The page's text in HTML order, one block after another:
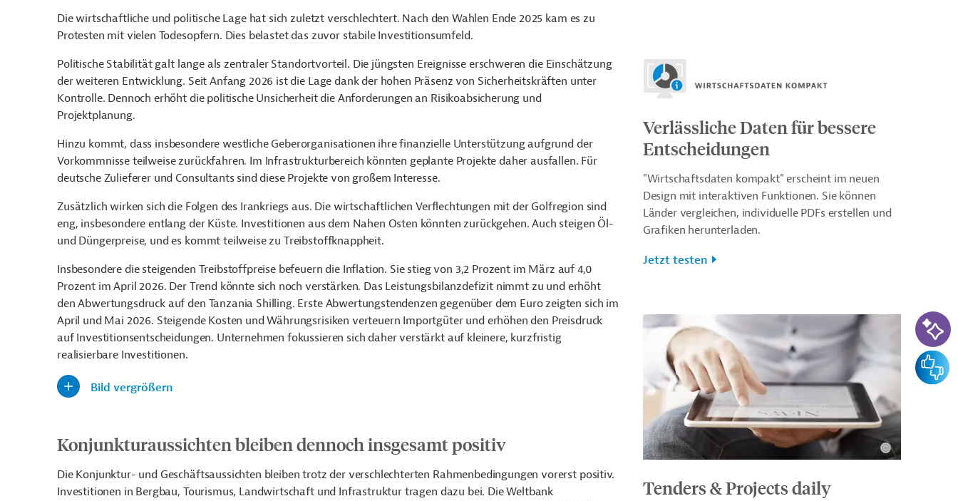
Die wirtschaftliche und politische Lage hat sich zuletzt verschlechtert. Nach den Wahlen Ende 2025 kam es zu
Protesten mit vielen Todesopfern. Dies belastet das zuvor stabile Investitionsumfeld.
Politische Stabilität galt lange als zentraler Standortvorteil. Die jüngsten Ereignisse erschweren die Einschätzung
der weiteren Entwicklung. Seit Anfang 2026 ist die Lage dank der hohen Präsenz von Sicherheitskräften unter
Kontrolle. Dennoch erhöht die politische Unsicherheit die Anforderungen an Risikoabsicherung und
Projektplanung.
Hinzu kommt, dass insbesondere westliche Geberorganisationen ihre finanzielle Unterstützung aufgrund der
Vorkommnisse teilweise zurückfahren. Im Infrastrukturbereich könnten geplante Projekte daher ausfallen. Für
deutsche Zulieferer und Consultants sind diese Projekte von großem Interesse.
Zusätzlich wirken sich die Folgen des Irankriegs aus. Die wirtschaftlichen Verflechtungen mit der Golfregion sind
eng, insbesondere entlang der Küste. Investitionen aus dem Nahen Osten könnten zurückgehen. Auch steigen Öl-
und Düngerpreise, und es kommt teilweise zu Treibstoffknappheit.
Insbesondere die steigenden Treibstoffpreise befeuern die Inflation. Sie stieg von 3,2 Prozent im März auf 4,0
Prozent im April 2026. Der Trend könnte sich noch verstärken. Das Leistungsbilanzdefizit nimmt zu und erhöht
den Abwertungsdruck auf den Tanzania Shilling. Erste Abwertungstendenzen gegenüber dem Euro zeigten sich im
April und Mai 2026. Steigende Kosten und Währungsrisiken verteuern Importgüter und erhöhen den Preisdruck
auf Investitionsentscheidungen. Unternehmen fokussieren sich daher verstärkt auf kleinere, kurzfristig
realisierbare Investitionen.
Bild vergrößern
Konjunkturaussichten bleiben dennoch insgesamt positiv
Die Konjunktur- und Geschäftsaussichten bleiben trotz der verschlechterten Rahmenbedingungen vorerst positiv.
Investitionen in Bergbau, Tourismus, Landwirtschaft und Infrastruktur tragen dazu bei. Die Weltbank
Verlässliche Daten für bessere
Entscheidungen
"Wirtschaftsdaten kompakt" erscheint im neuen
Design mit interaktiven Funktionen. Sie können
Länder vergleichen, individuelle PDFs erstellen und
Grafiken herunterladen.
Jetzt testen
Tenders & Projects daily
KI-